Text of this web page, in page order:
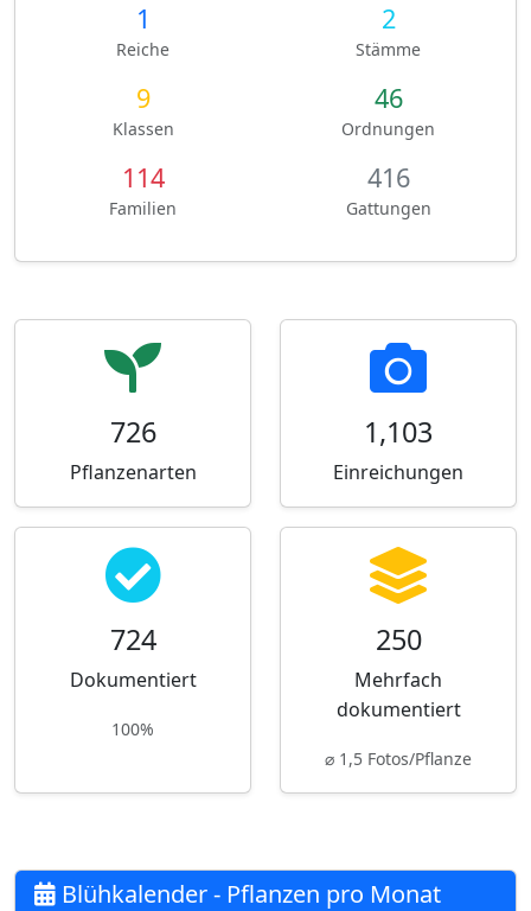
1
Reiche
2
Stämme
9
Klassen
46
Ordnungen
114
Familien
416
Gattungen
726
Pflanzenarten
1,103
Einreichungen
724
Dokumentiert
100%
250
Mehrfach
dokumentiert
⌀ 1,5 Fotos/Pflanze
Blühkalender - Pflanzen pro Monat